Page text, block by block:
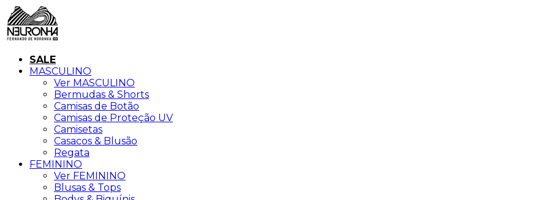
SALE
MASCULINO
Ver MASCULINO
Bermudas & Shorts
Camisas de Botão
Camisas de Proteção UV
Camisetas
Casacos & Blusão
Regata
FEMININO
Ver FEMININO
Blusas & Tops